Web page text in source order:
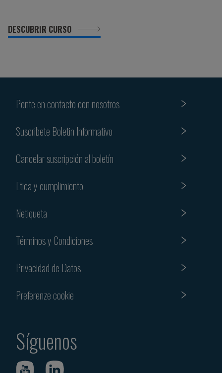
DESCUBRIR CURSO
Ponte en contacto con nosotros
Suscribete Boletin Informativo
Cancelar suscripción al boletín
Etica y cumplimiento
Netiqueta
Términos y Condiciones
Privacidad de Datos
Preferenze cookie
Síguenos